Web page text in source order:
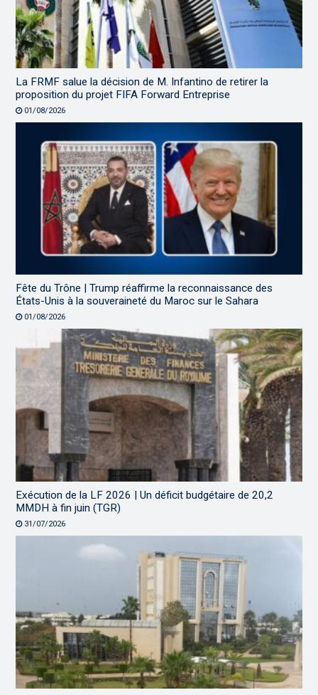
La FRMF salue la décision de M. Infantino de retirer la
proposition du projet FIFA Forward Entreprise
01/08/2026
Fête du Trône | Trump réaffirme la reconnaissance des
États-Unis à la souveraineté du Maroc sur le Sahara
01/08/2026
Exécution de la LF 2026 | Un déficit budgétaire de 20,2
MMDH à fin juin (TGR)
31/07/2026